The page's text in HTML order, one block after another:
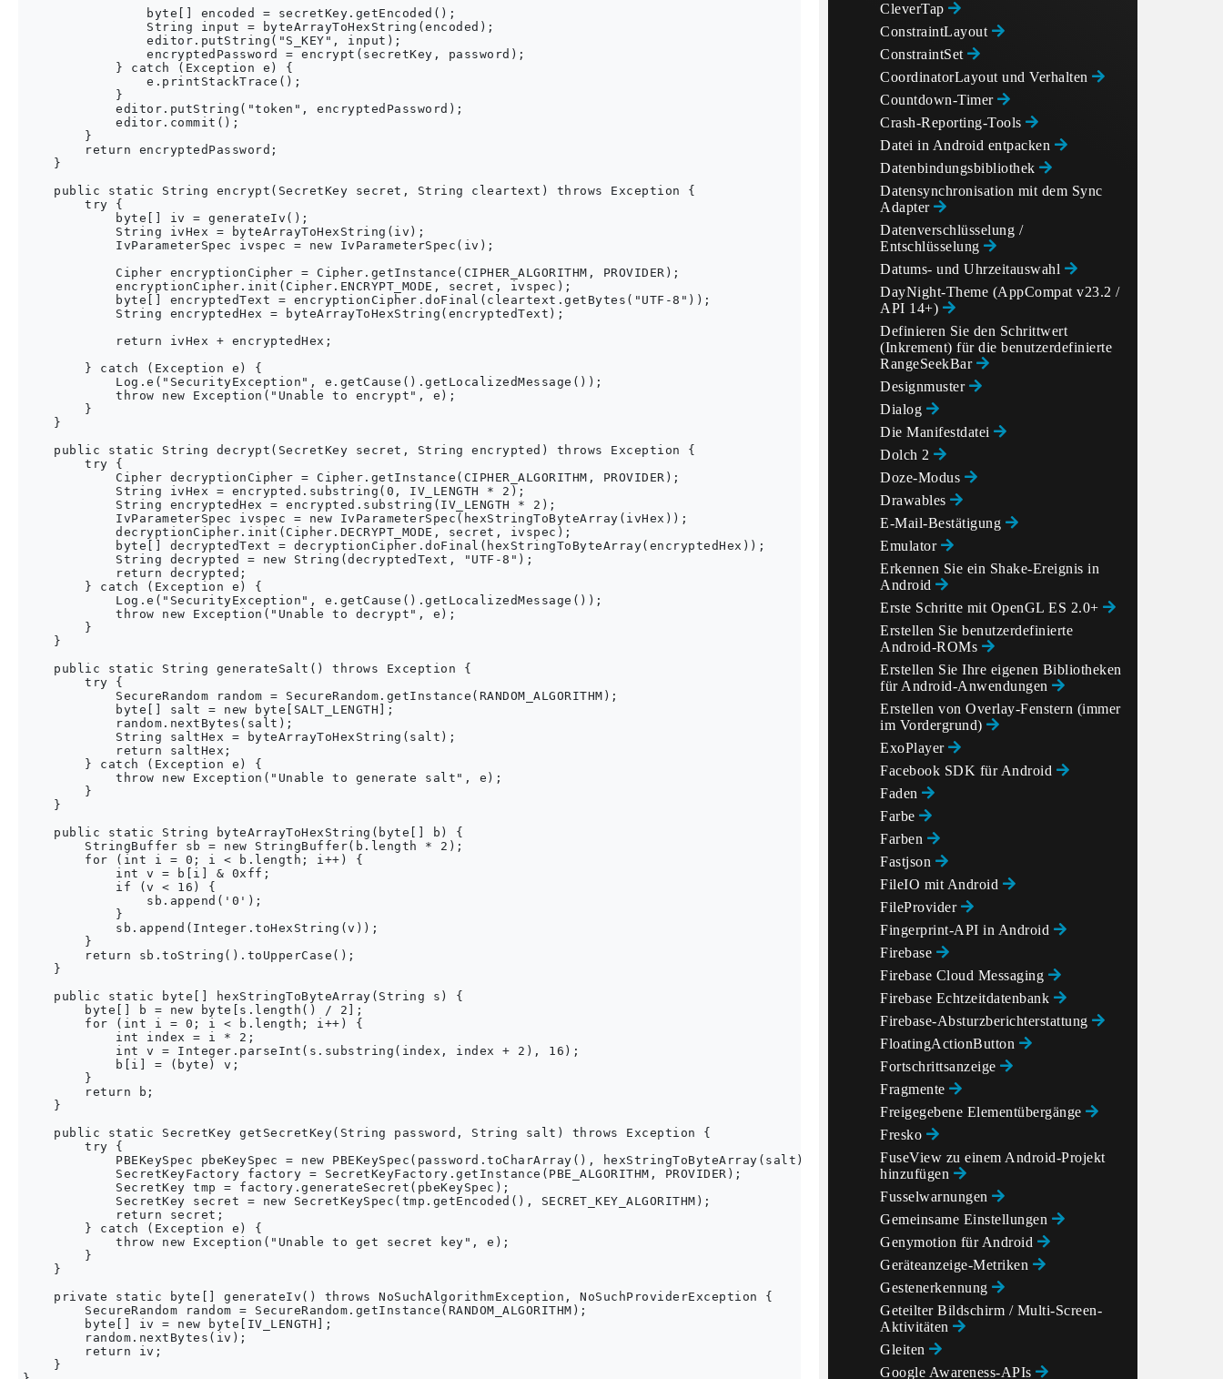
                byte[] encoded = secretKey.getEncoded();
                String input = byteArrayToHexString(encoded);
                editor.putString("S_KEY", input);
                encryptedPassword = encrypt(secretKey, password);
            } catch (Exception e) {
                e.printStackTrace();
            }
            editor.putString("token", encryptedPassword);
            editor.commit();
        }
        return encryptedPassword;
    }
    public static String encrypt(SecretKey secret, String cleartext) throws Exception {
        try {
            byte[] iv = generateIv();
            String ivHex = byteArrayToHexString(iv);
            IvParameterSpec ivspec = new IvParameterSpec(iv);
            Cipher encryptionCipher = Cipher.getInstance(CIPHER_ALGORITHM, PROVIDER);
            encryptionCipher.init(Cipher.ENCRYPT_MODE, secret, ivspec);
            byte[] encryptedText = encryptionCipher.doFinal(cleartext.getBytes("UTF-8"));
            String encryptedHex = byteArrayToHexString(encryptedText);
            return ivHex + encryptedHex;
        } catch (Exception e) {
            Log.e("SecurityException", e.getCause().getLocalizedMessage());
            throw new Exception("Unable to encrypt", e);
        }
    }
    public static String decrypt(SecretKey secret, String encrypted) throws Exception {
        try {
            Cipher decryptionCipher = Cipher.getInstance(CIPHER_ALGORITHM, PROVIDER);
            String ivHex = encrypted.substring(0, IV_LENGTH * 2);
            String encryptedHex = encrypted.substring(IV_LENGTH * 2);
            IvParameterSpec ivspec = new IvParameterSpec(hexStringToByteArray(ivHex));
            decryptionCipher.init(Cipher.DECRYPT_MODE, secret, ivspec);
            byte[] decryptedText = decryptionCipher.doFinal(hexStringToByteArray(encryptedHex));
            String decrypted = new String(decryptedText, "UTF-8");
            return decrypted;
        } catch (Exception e) {
            Log.e("SecurityException", e.getCause().getLocalizedMessage());
            throw new Exception("Unable to decrypt", e);
        }
    }
    public static String generateSalt() throws Exception {
        try {
            SecureRandom random = SecureRandom.getInstance(RANDOM_ALGORITHM);
            byte[] salt = new byte[SALT_LENGTH];
            random.nextBytes(salt);
            String saltHex = byteArrayToHexString(salt);
            return saltHex;
        } catch (Exception e) {
            throw new Exception("Unable to generate salt", e);
        }
    }
    public static String byteArrayToHexString(byte[] b) {
        StringBuffer sb = new StringBuffer(b.length * 2);
        for (int i = 0; i < b.length; i++) {
            int v = b[i] & 0xff;
            if (v < 16) {
                sb.append('0');
            }
            sb.append(Integer.toHexString(v));
        }
        return sb.toString().toUpperCase();
    }
    public static byte[] hexStringToByteArray(String s) {
        byte[] b = new byte[s.length() / 2];
        for (int i = 0; i < b.length; i++) {
            int index = i * 2;
            int v = Integer.parseInt(s.substring(index, index + 2), 16);
            b[i] = (byte) v;
        }
        return b;
    }
    public static SecretKey getSecretKey(String password, String salt) throws Exception {
        try {
            PBEKeySpec pbeKeySpec = new PBEKeySpec(password.toCharArray(), hexStringToByteArray(salt), PBE_ITERATION_COUNT, 256);
            SecretKeyFactory factory = SecretKeyFactory.getInstance(PBE_ALGORITHM, PROVIDER);
            SecretKey tmp = factory.generateSecret(pbeKeySpec);
            SecretKey secret = new SecretKeySpec(tmp.getEncoded(), SECRET_KEY_ALGORITHM);
            return secret;
        } catch (Exception e) {
            throw new Exception("Unable to get secret key", e);
        }
    }
    private static byte[] generateIv() throws NoSuchAlgorithmException, NoSuchProviderException {
        SecureRandom random = SecureRandom.getInstance(RANDOM_ALGORITHM);
        byte[] iv = new byte[IV_LENGTH];
        random.nextBytes(iv);
        return iv;
    }
CleverTap
ConstraintLayout
ConstraintSet
CoordinatorLayout und Verhalten
Countdown-Timer
Crash-Reporting-Tools
Datei in Android entpacken
Datenbindungsbibliothek
Datensynchronisation mit dem Sync
Adapter
Datenverschlüsselung /
Entschlüsselung
Datums- und Uhrzeitauswahl
DayNight-Theme (AppCompat v23.2 /
API 14+)
Definieren Sie den Schrittwert
(Inkrement) für die benutzerdefinierte
RangeSeekBar
Designmuster
Dialog
Die Manifestdatei
Dolch 2
Doze-Modus
Drawables
E-Mail-Bestätigung
Emulator
Erkennen Sie ein Shake-Ereignis in
Android
Erste Schritte mit OpenGL ES 2.0+
Erstellen Sie benutzerdefinierte
Android-ROMs
Erstellen Sie Ihre eigenen Bibliotheken
für Android-Anwendungen
Erstellen von Overlay-Fenstern (immer
im Vordergrund)
ExoPlayer
Facebook SDK für Android
Faden
Farbe
Farben
Fastjson
FileIO mit Android
FileProvider
Fingerprint-API in Android
Firebase
Firebase Cloud Messaging
Firebase Echtzeitdatenbank
Firebase-Absturzberichterstattung
FloatingActionButton
Fortschrittsanzeige
Fragmente
Freigegebene Elementübergänge
Fresko
FuseView zu einem Android-Projekt
hinzufügen
Fusselwarnungen
Gemeinsame Einstellungen
Genymotion für Android
Geräteanzeige-Metriken
Gestenerkennung
Geteilter Bildschirm / Multi-Screen-
Aktivitäten
Gleiten
Google Awareness-APIs